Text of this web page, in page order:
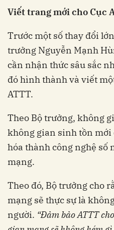
Viết trang mới cho Cục
Trước một số thay đổi
trưởng Nguyễn Mạnh
cần nhận thức sâu sắc
đó hình thành và viết
ATTT.
Theo Bộ trưởng, không
không gian sinh tồn mới
hóa thành công nghệ số
mạng.
Theo đó, Bộ trưởng cho
mạng sẽ thực sự là
người. “Đảm bảo ATTT